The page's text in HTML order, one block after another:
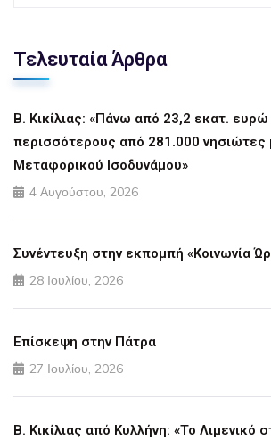
Τελευταία Άρθρα
Β. Κικίλιας: «Πάνω από 23,2 εκατ.
περισσότερους από 281.000
Μεταφορικού Ισοδυνάμου»
4 Αυγούστου, 2026
Συνέντευξη στην εκπομπή «Κοινωνία
28 Ιουλίου, 2026
Επίσκεψη στην Πάτρα
27 Ιουλίου, 2026
Β. Κικίλιας από Κυλλήνη: «Το Λιμενικό